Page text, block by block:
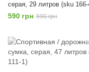
серая, 29 литров (sku 166-
590 грн 690 грн